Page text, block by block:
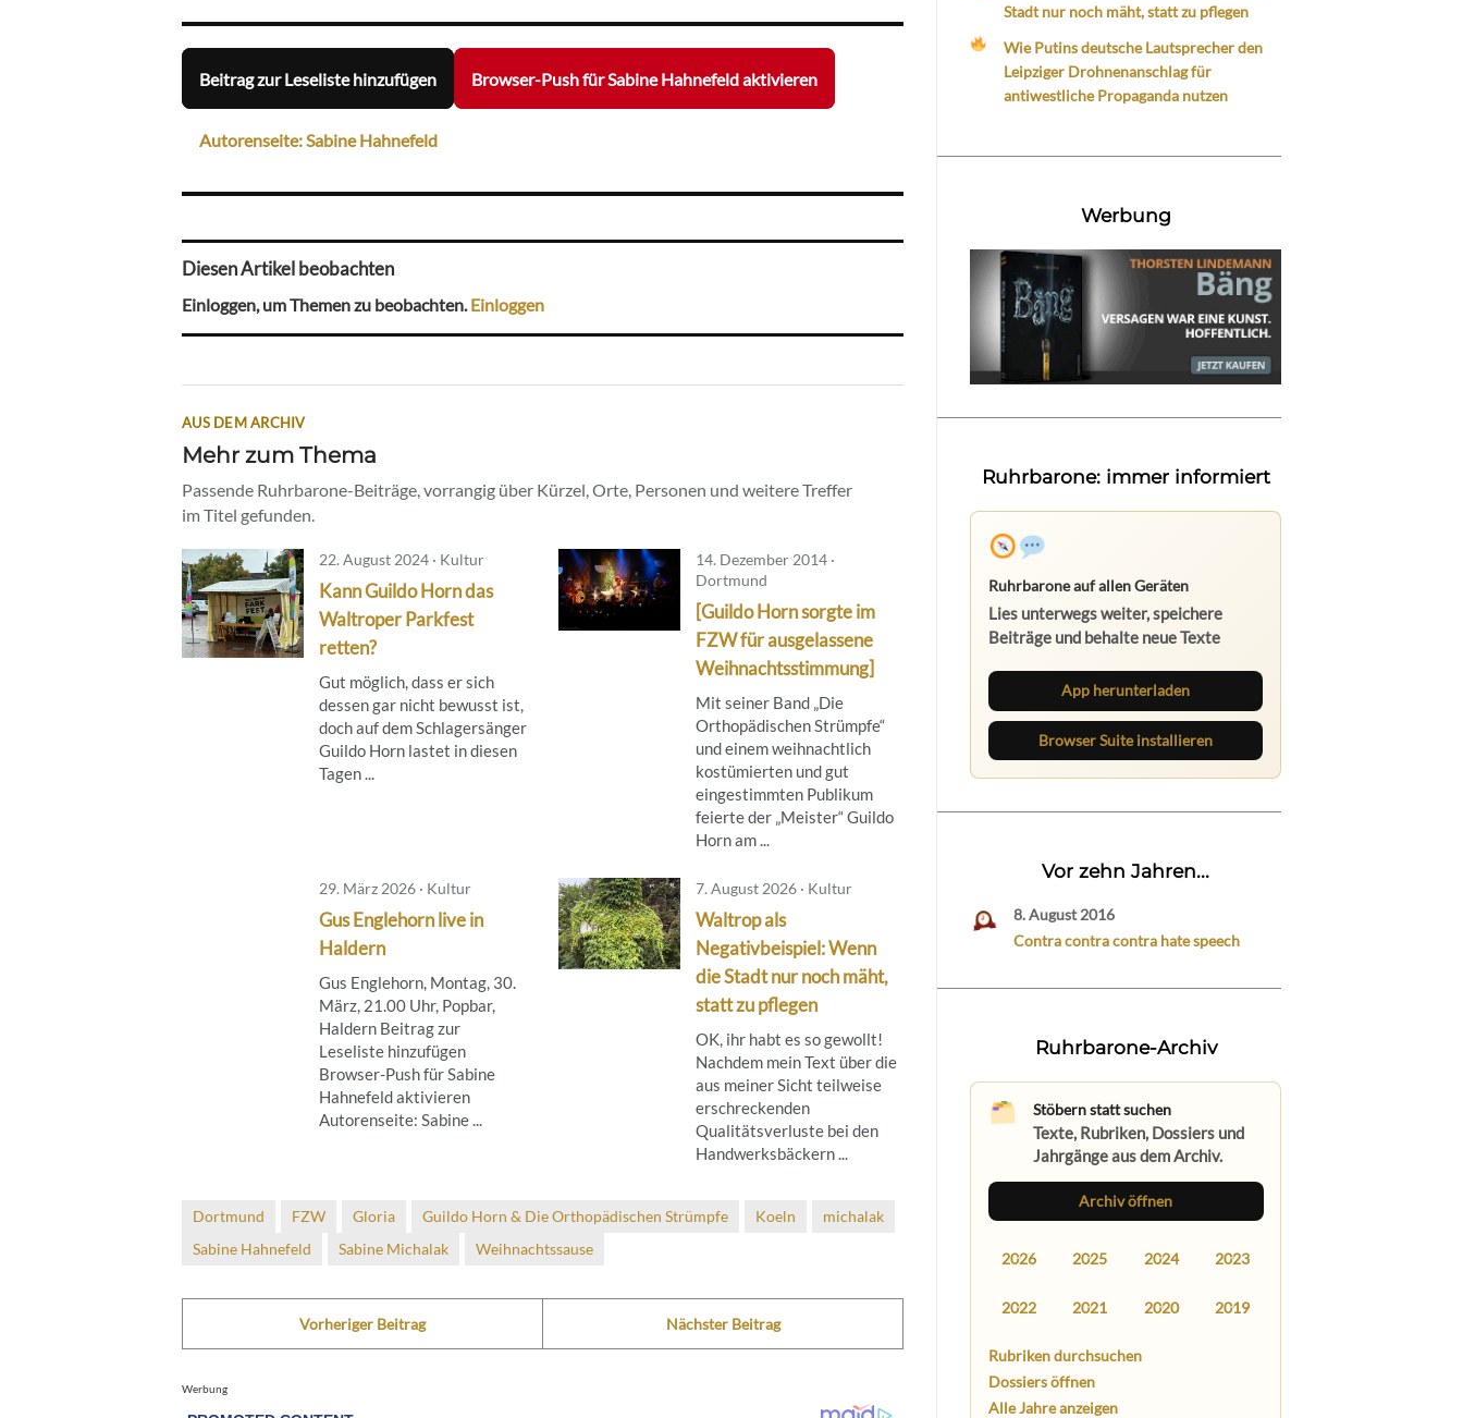
Beitrag zur Leseliste hinzufügen Browser-Push für Sabine Hahnefeld aktivieren
Autorenseite: Sabine Hahnefeld
Diesen Artikel beobachten
Einloggen, um Themen zu beobachten. Einloggen
AUS DEM ARCHIV
Mehr zum Thema
Passende Ruhrbarone-Beiträge, vorrangig über Kürzel, Orte, Personen und weitere Treffer
im Titel gefunden.
22. August 2024 · Kultur
Kann Guildo Horn das
Waltroper Parkfest
retten?
Gut möglich, dass er sich
dessen gar nicht bewusst ist,
doch auf dem Schlagersänger
Guildo Horn lastet in diesen
Tagen ...
14. Dezember 2014 ·
Dortmund
[Guildo Horn sorgte im
FZW für ausgelassene
Weihnachtsstimmung]
Mit seiner Band „Die
Orthopädischen Strümpfe“
und einem weihnachtlich
kostümierten und gut
eingestimmten Publikum
feierte der „Meister“ Guildo
Horn am ...
29. März 2026 · Kultur
Gus Englehorn live in
Haldern
Gus Englehorn, Montag, 30.
März, 21.00 Uhr, Popbar,
Haldern Beitrag zur
Leseliste hinzufügen
Browser-Push für Sabine
Hahnefeld aktivieren
Autorenseite: Sabine ...
7. August 2026 · Kultur
Waltrop als
Negativbeispiel: Wenn
die Stadt nur noch mäht,
statt zu pflegen
OK, ihr habt es so gewollt!
Nachdem mein Text über die
aus meiner Sicht teilweise
erschreckenden
Qualitätsverluste bei den
Handwerksbäckern ...
Dortmund FZW Gloria Guildo Horn & Die Orthopädischen Strümpfe Koeln
michalak
Sabine Hahnefeld
Sabine Michalak Weihnachtssause
Vorheriger Beitrag Nächster Beitrag
Werbung
Stadt nur noch mäht, statt zu pflegen
Wie Putins deutsche Lautsprecher den
Leipziger Drohnenanschlag für
antiwestliche Propaganda nutzen
Werbung
Ruhrbarone: immer informiert
Ruhrbarone auf allen Geräten
Lies unterwegs weiter, speichere
Beiträge und behalte neue Texte
App herunterladen
Browser Suite installieren
Vor zehn Jahren...
8. August 2016
Contra contra contra hate speech
Ruhrbarone-Archiv
Stöbern statt suchen
Texte, Rubriken, Dossiers und
Jahrgänge aus dem Archiv.
Archiv öffnen
2026 2025 2024 2023
2022 2021 2020 2019
Rubriken durchsuchen
Dossiers öffnen
Alle Jahre anzeigen